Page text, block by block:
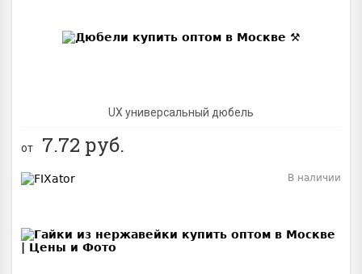
UX универсальный дюбель
от 7.72 руб.
В наличии